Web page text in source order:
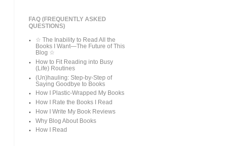
FAQ (FREQUENTLY ASKED
QUESTIONS)
☆ The Inability to Read All the
Books I Want—The Future of This
Blog ☆
How to Fit Reading into Busy
(Life) Routines
(Un)hauling: Step-by-Step of
Saying Goodbye to Books
How I Plastic-Wrapped My Books
How I Rate the Books I Read
How I Write My Book Reviews
Why Blog About Books
How I Read